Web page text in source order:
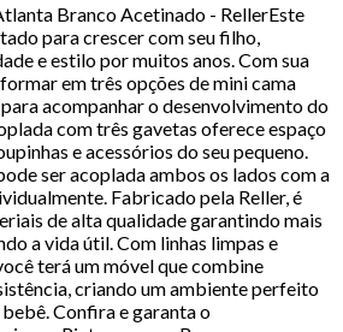
Branco Acetinado - RellerEste
para crescer com seu filho,
e estilo por muitos anos. Com sua
em três opções de mini cama
acompanhar o desenvolvimento do
com três gavetas oferece espaço
e acessórios do seu pequeno.
ser acoplada ambos os lados com a
Fabricado pela Reller, é
de alta qualidade garantindo mais
a vida útil. Com linhas limpas e
terá um móvel que combine
criando um ambiente perfeito
Confira e garanta o